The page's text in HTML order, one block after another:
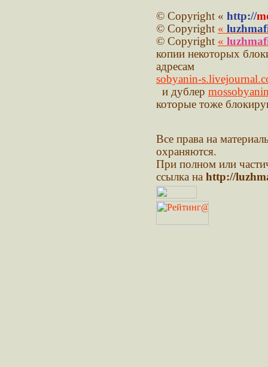
© Copyright « http://
© Copyright «
© Copyright «
копии некоторых
адресам
sobyanin-
и дублер
которые тоже
Все права на
охраняются.
При полном или
ссылка на http://